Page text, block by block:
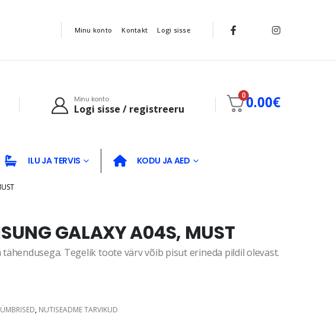
Minu konto Kontakt Logi sisse
Minu konto
Logi sisse / registreeru
00.00€
ILU JA TERVIS KODU JA AED
GALAXY A04S, MUST
Tegelik toote värv võib pisut erineda pildil olevast.
, NUTISEADME TARVIKUD